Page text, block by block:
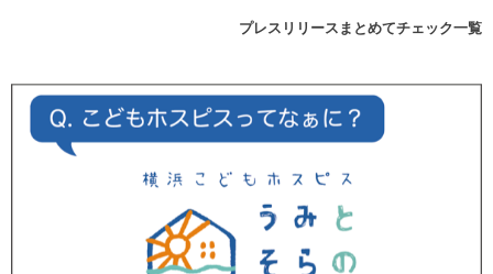
プレスリリースまとめてチェック一覧